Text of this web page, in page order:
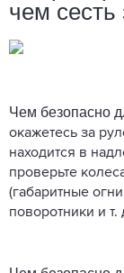
чем сесть
Чем безопасно
окажетесь за
находится в
проверьте
(габаритные
поворотники и т.